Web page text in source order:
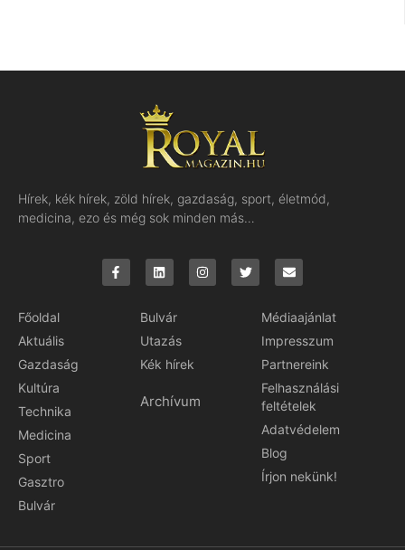
Hírek, kék hírek, zöld hírek, gazdaság, sport, életmód,
medicina, ezo és még sok minden más…
Főoldal
Aktuális
Gazdaság
Kultúra
Technika
Medicina
Sport
Gasztro
Bulvár
Bulvár
Utazás
Kék hírek
Archívum
Médiaajánlat
Impresszum
Partnereink
Felhasználási
feltételek
Adatvédelem
Blog
Írjon nekünk!